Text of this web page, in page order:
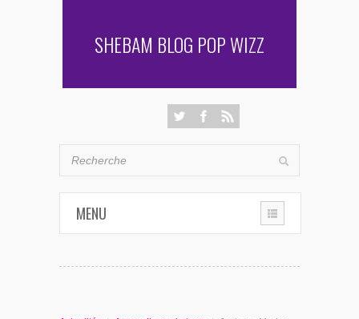
SHEBAM BLOG POP WIZZ
MENU